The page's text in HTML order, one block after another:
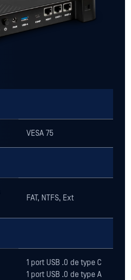
VESA 75
FAT, NTFS, Ext
1 port USB .0 de type C
1 port USB .0 de type A